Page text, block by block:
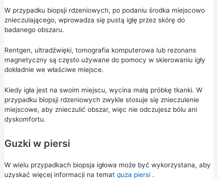
W przypadku biopsji rdzeniowych, po podaniu środka miejscowo
znieczulającego, wprowadza się pustą igłę przez skórę do
badanego obszaru.
Rentgen, ultradźwięki, tomografia komputerowa lub rezonans
magnetyczny są często używane do pomocy w skierowaniu igły
dokładnie we właściwe miejsce.
Kiedy igła jest na swoim miejscu, wycina małą próbkę tkanki. W
przypadku biopsji rdzeniowych zwykle stosuje się znieczulenie
miejscowe, aby znieczulić obszar, więc nie odczujesz bólu ani
dyskomfortu.
Guzki w piersi
W wielu przypadkach biopsja igłowa może być wykorzystana, aby
uzyskać więcej informacji na temat guza piersi.